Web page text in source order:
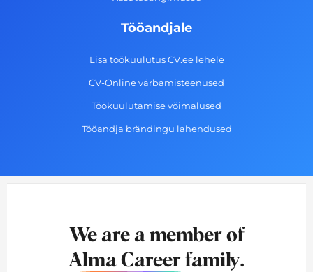
Tööandjale
Lisa töökuulutus CV.ee lehele
CV-Online värbamisteenused
Töökuulutamise võimalused
Tööandja brändingu lahendused
We are a member of
Alma Career family.